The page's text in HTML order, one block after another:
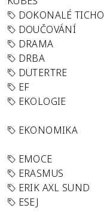
DOKONALÉ TICHO
DOUČOVÁNÍ
DRAMA
DRBA
DUTERTRE
EF
EKOLOGIE
EKONOMIKA
EMOCE
ERASMUS
ERIK AXL SUND
ESEJ